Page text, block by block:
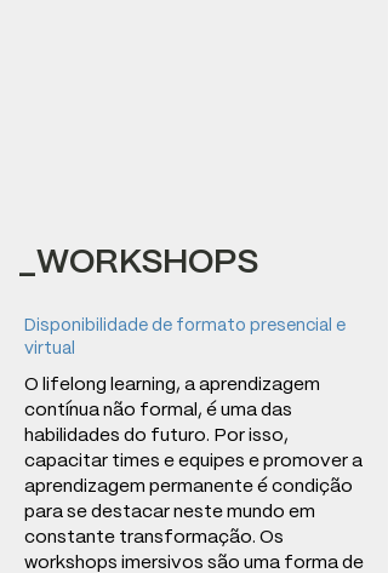
_WORKSHOPS
Disponibilidade de formato presencial e
virtual
O lifelong learning, a aprendizagem
contínua não formal, é uma das
habilidades do futuro. Por isso,
capacitar times e equipes e promover a
aprendizagem permanente é condição
para se destacar neste mundo em
constante transformação. Os
workshops imersivos são uma forma de